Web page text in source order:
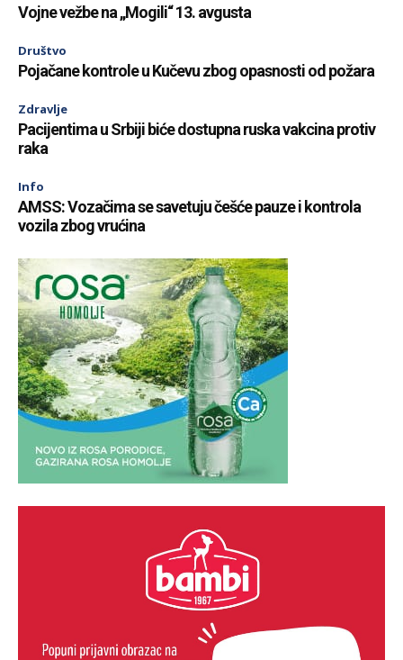
Vojne vežbe na „Mogili“ 13. avgusta
Društvo
Pojačane kontrole u Kučevu zbog opasnosti od požara
Zdravlje
Pacijentima u Srbiji biće dostupna ruska vakcina protiv
raka
Info
AMSS: Vozačima se savetuju češće pauze i kontrola
vozila zbog vrućina